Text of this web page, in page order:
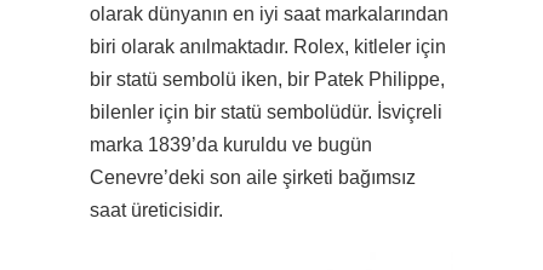
olarak dünyanın en iyi saat markalarından
biri olarak anılmaktadır. Rolex, kitleler için
bir statü sembolü iken, bir Patek Philippe,
bilenler için bir statü sembolüdür. İsviçreli
marka 1839’da kuruldu ve bugün
Cenevre’deki son aile şirketi bağımsız
saat üreticisidir.